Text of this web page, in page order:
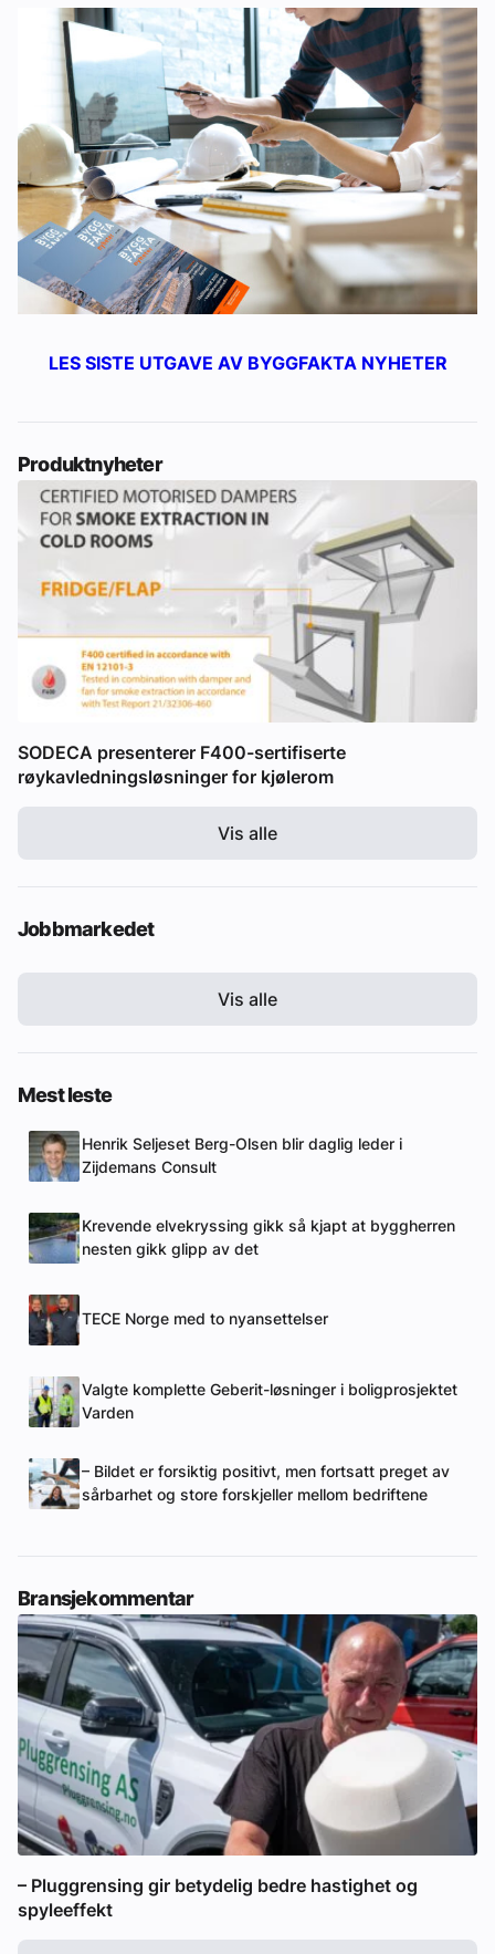
LES SISTE UTGAVE AV BYGGFAKTA NYHETER
Produktnyheter
SODECA presenterer F400-sertifiserte
røykavledningsløsninger for kjølerom
Vis alle
Jobbmarkedet
Vis alle
Mest leste
Henrik Seljeset Berg-Olsen blir daglig leder i
Zijdemans Consult
Krevende elvekryssing gikk så kjapt at byggherren
nesten gikk glipp av det
TECE Norge med to nyansettelser
Valgte komplette Geberit-løsninger i boligprosjektet
Varden
– Bildet er forsiktig positivt, men fortsatt preget av
sårbarhet og store forskjeller mellom bedriftene
Bransjekommentar
– Pluggrensing gir betydelig bedre hastighet og
spyleeffekt